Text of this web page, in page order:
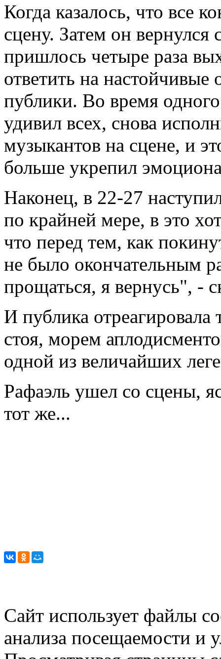
Когда казалось, что все
сцену. Затем он
пришлось четыре раза
ответить на
публики. Во время
удивил всех, снова
музыкантов на сцене, и
больше укрепил
Наконец, в 22-27
по крайней мере, в это
что перед тем, как
не было окончательным
прощаться, я вернусь", -
И публика отреагировала
стоя, морем
одной из величайших
Рафаэль ушел со сцены,
тот же...
Сайт использует файлы
анализа посещаемости и